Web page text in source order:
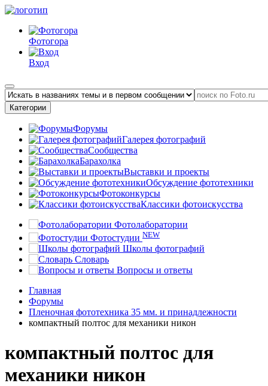
Фотогора
Вход
Категории
Форумы
Галерея фотографий
Сообщества
Барахолка
Выставки и проекты
Обсуждение фототехники
Фотоконкурсы
Классики фотоискусства
Фотолаборатории
Фотостудии NEW
Школы фотографий
Словарь
Вопросы и ответы
Главная
Форумы
Пленочная фототехника 35 мм. и принадлежности
компактный полтос для механики никон
компактный полтос для
механики никон